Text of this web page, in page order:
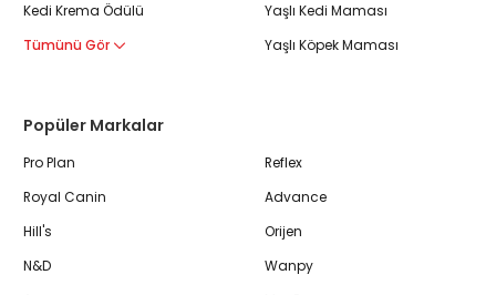
Kedi Krema Ödülü
Tümünü Gör
Yaşlı Kedi Maması
Yaşlı Köpek Maması
Popüler Markalar
Pro Plan
Royal Canin
Hill's
N&D
Reflex
Advance
Orijen
Wanpy